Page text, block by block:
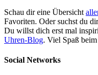
Schau dir eine Übersicht
Favoriten. Oder suchst du
Du willst dich erst mal
Uhren-Blog. Viel Spaß
Social Networks